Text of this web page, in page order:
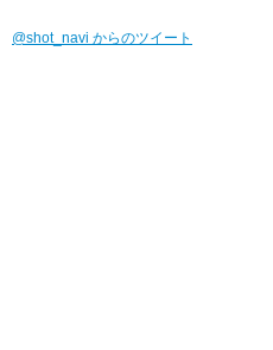
@shot_navi からのツイート